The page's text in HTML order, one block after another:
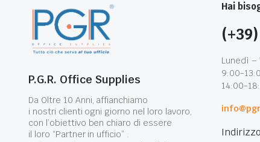
P.G.R. Office Supplies
Da Oltre 10 Anni, affianchiamo
i nostri clienti ogni giorno nel loro lavoro,
con l’obiettivo ben chiaro di essere
il loro “Partner in ufficio” .
Hai
Lunedì –
9:00-
14:00-